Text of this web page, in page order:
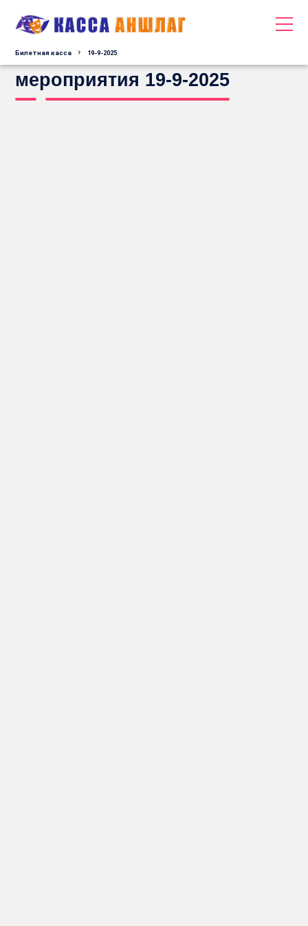
Билетная касса 19-9-2025
мероприятия 19-9-2025